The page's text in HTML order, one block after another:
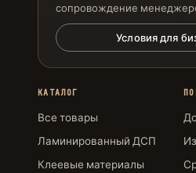
сопровождение
Условия для
КАТАЛОГ
Все товары
Ламинированный ДСП
Клеевые материалы